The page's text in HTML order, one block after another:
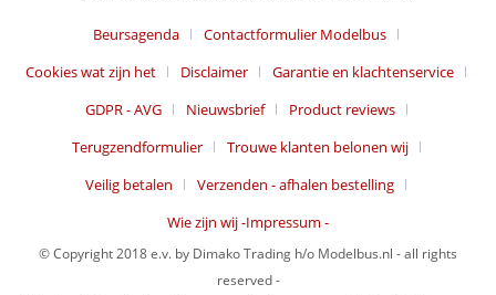
Beursagenda
Contactformulier Modelbus
Cookies wat zijn het
Disclaimer
Garantie en klachtenservice
GDPR - AVG
Nieuwsbrief
Product reviews
Terugzendformulier
Trouwe klanten belonen wij
Veilig betalen
Verzenden - afhalen bestelling
Wie zijn wij -Impressum -
© Copyright 2018 e.v. by Dimako Trading h/o Modelbus.nl - all rights
reserved -